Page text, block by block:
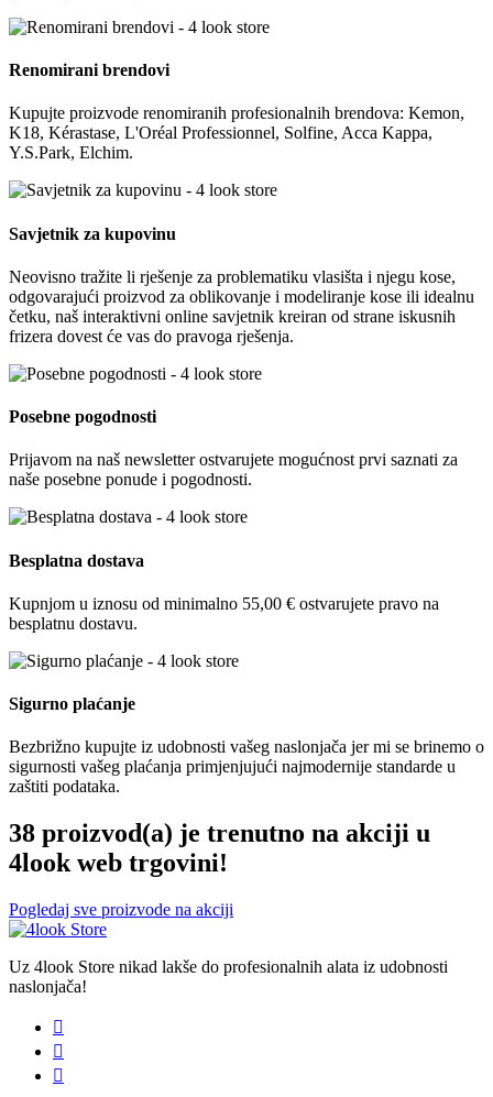
Renomirani brendovi
Kupujte proizvode renomiranih profesionalnih brendova: Kemon,
K18, Kérastase, L'Oréal Professionnel, Solfine, Acca Kappa,
Y.S.Park, Elchim.
Savjetnik za kupovinu
Neovisno tražite li rješenje za problematiku vlasišta i njegu kose,
odgovarajući proizvod za oblikovanje i modeliranje kose ili idealnu
četku, naš interaktivni online savjetnik kreiran od strane iskusnih
frizera dovest će vas do pravoga rješenja.
Posebne pogodnosti
Prijavom na naš newsletter ostvarujete mogućnost prvi saznati za
naše posebne ponude i pogodnosti.
Besplatna dostava
Kupnjom u iznosu od minimalno 55,00 € ostvarujete pravo na
besplatnu dostavu.
Sigurno plaćanje
Bezbrižno kupujte iz udobnosti vašeg naslonjača jer mi se brinemo o
sigurnosti vašeg plaćanja primjenjujući najmodernije standarde u
zaštiti podataka.
38 proizvod(a) je trenutno na akciji u
4look web trgovini!
Pogledaj sve proizvode na akciji
Uz 4look Store nikad lakše do profesionalnih alata iz udobnosti
naslonjača!


